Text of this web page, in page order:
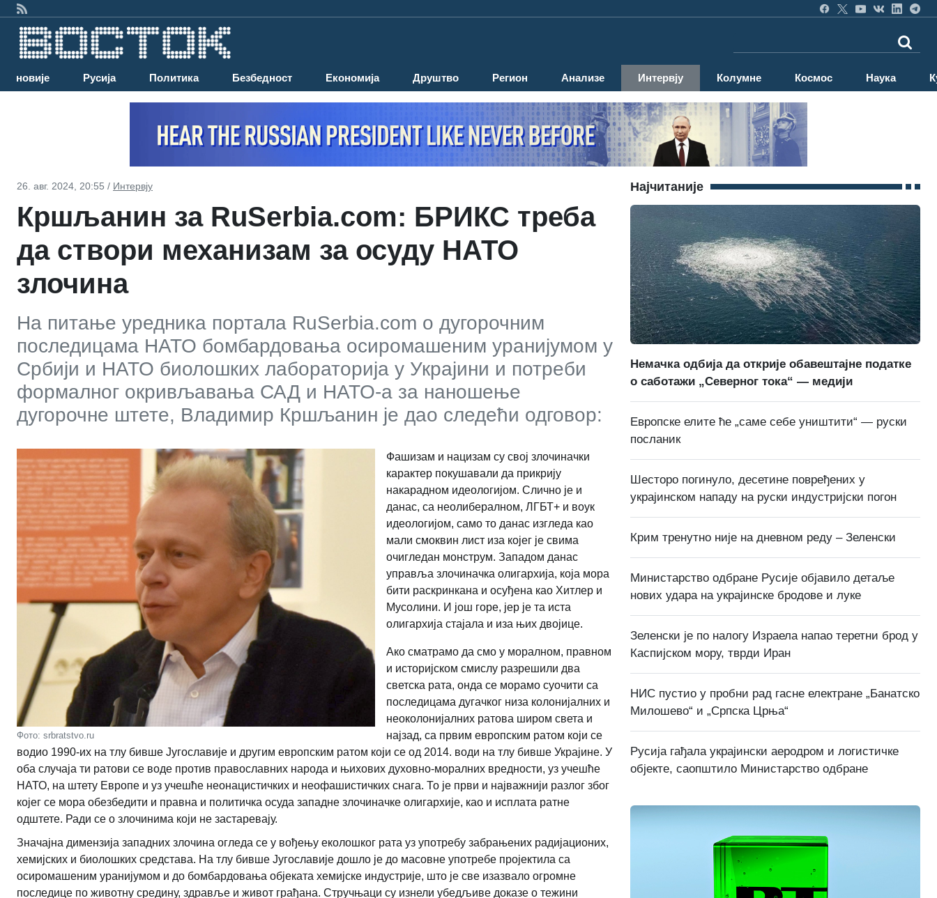
Најновије Русија Политика Безбедност Економија Друштво Регион Анализе Интервју Колумне Космос Наука
26. авг. 2024, 20:55 / Интервју
Кршљанин за RuSerbia.com: БРИКС треба
да створи механизам за осуду НАТО
злочина
На питање уредника портала RuSerbia.com о дугорочним
последицама НАТО бомбардовања осиромашеним уранијумом у
Србији и НАТО биолошких лабораторија у Украјини и потреби
формалног окривљавања САД и НАТО-а за наношење
дугорочне штете, Владимир Кршљанин је дао следећи одговор:
Фото: srbratstvo.ru
Фашизам и нацизам су свој злочиначки
карактер покушавали да прикрију
накарадном идеологијом. Слично је и
данас, са неолибералном, ЛГБТ+ и воук
идеологијом, само то данас изгледа као
мали смоквин лист иза којег је свима
очигледан монструм. Западом данас
управља злочиначка олигархија, која мора
бити раскринкана и осуђена као Хитлер и
Мусолини. И још горе, јер је та иста
олигархија стајала и иза њих двојице.
Ако сматрамо да смо у моралном, правном
и историјском смислу разрешили два
светска рата, онда се морамо суочити са
последицама дугачког низа колонијалних и
неоколонијалних ратова широм света и
најзад, са првим европским ратом који се
водио 1990-их на тлу бивше Југославије и другим европским ратом који се од 2014. води на тлу бивше Украјине. У
оба случаја ти ратови се воде против православних народа и њихових духовно-моралних вредности, уз учешће
НАТО, на штету Европе и уз учешће неонацистичких и неофашистичких снага. То је први и најважнији разлог због
којег се мора обезбедити и правна и политичка осуда западне злочиначке олигархије, као и исплата ратне
одштете. Ради се о злочинима који не застаревају.
Значајна димензија западних злочина огледа се у вођењу еколошког рата уз употребу забрањених радијационих,
хемијских и биолошких средстава. На тлу бивше Југославије дошло је до масовне употребе пројектила са
осиромашеним уранијумом и до бомбардовања објеката хемијске индустрије, што је све изазвало огромне
последице по животну средину, здравље и живот грађана. Стручњаци су изнели убедљиве доказе о тежини
Најчитаније
Немачка одбија да открије обавештајне податке
о саботажи „Северног тока“ — медији
Европске елите ће „саме себе уништити“ — руски
посланик
Шесторо погинуло, десетине повређених у
украјинском нападу на руски индустријски погон
Крим тренутно није на дневном реду – Зеленски
Министарство одбране Русије објавило детаље
нових удара на украјинске бродове и луке
Зеленски је по налогу Израела напао теретни брод у
Каспијском мору, тврди Иран
НИС пустио у пробни рад гасне електране „Банатско
Милошево“ и „Српска Црња“
Русија гађала украјински аеродром и логистичке
објекте, саопштило Министарство одбране